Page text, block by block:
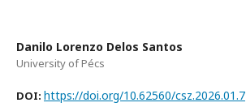
Danilo Lorenzo Delos Santos
University of Pécs
DOI: https://doi.org/10.62560/csz.2026.01.7